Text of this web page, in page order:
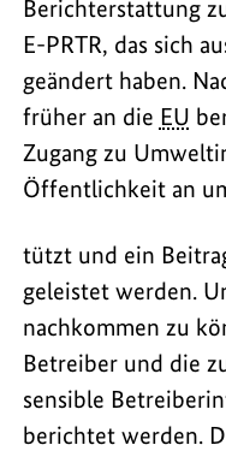
a
d
s
/
L
i
n
k
s
Berichterstattung
E-PRTR, das sich
geändert haben.
früher an die EU
Zugang zu
Öffentlichkeit an
tützt und ein
geleistet werden.
nachkommen zu
Betreiber und die
sensible
berichtet werden.